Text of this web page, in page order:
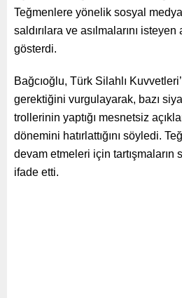
Teğmenlere yönelik sosyal
saldırılara ve asılmalarını
gösterdi.
Bağcıoğlu, Türk Silahlı
gerektiğini vurgulayarak, bazı
trollerinin yaptığı mesnetsiz
dönemini hatırlattığını söyledi.
devam etmeleri için tartışmaların
ifade etti.